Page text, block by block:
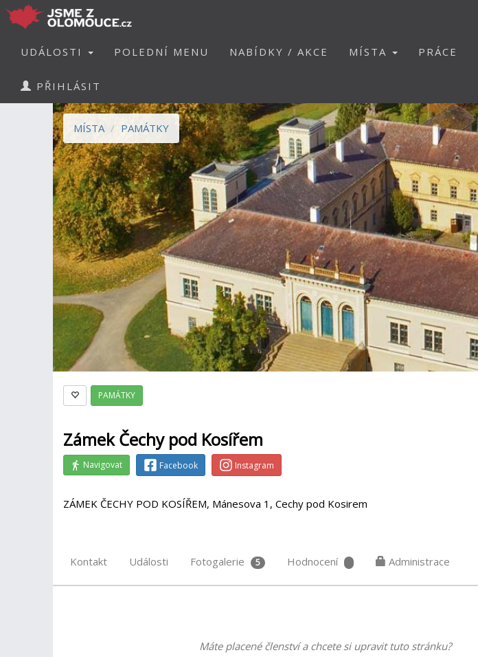
UDÁLOSTI POLEDNÍ MENU NABÍDKY / AKCE MÍSTA PRÁCE
PŘIHLÁSIT
MÍSTA PAMÁTKY
PAMÁTKY
Zámek Čechy pod Kosířem
Navigovat Facebook Instagram
ZÁMEK ČECHY POD KOSÍŘEM, Mánesova 1, Cechy pod Kosirem
Kontakt Události Fotogalerie 5 Hodnocení Administrace
Máte placené členství a chcete si upravit tuto stránku?